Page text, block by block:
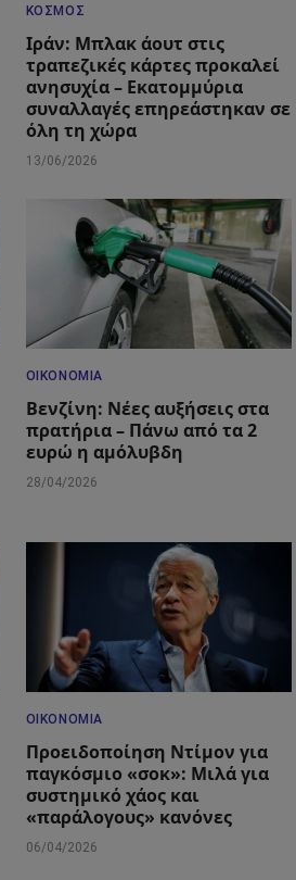
ΚΌΣΜΟΣ
Ιράν: Μπλακ άουτ στις
τραπεζικές κάρτες προκαλεί
ανησυχία – Εκατομμύρια
συναλλαγές επηρεάστηκαν σε
όλη τη χώρα
13/06/2026
ΟΙΚΟΝΟΜΊΑ
Βενζίνη: Νέες αυξήσεις στα
πρατήρια – Πάνω από τα 2
ευρώ η αμόλυβδη
28/04/2026
ΟΙΚΟΝΟΜΊΑ
Προειδοποίηση Ντίμον για
παγκόσμιο «σοκ»: Μιλά για
συστημικό χάος και
«παράλογους» κανόνες
06/04/2026